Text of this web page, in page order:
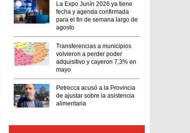
La Expo Junín 2026 ya tiene
fecha y agenda confirmada
para el fin de semana largo de
agosto
Transferencias a municipios
volvieron a perder poder
adquisitivo y cayeron 7,3% en
mayo
Petrecca acusó a la Provincia
de ajustar sobre la asistencia
alimentaria